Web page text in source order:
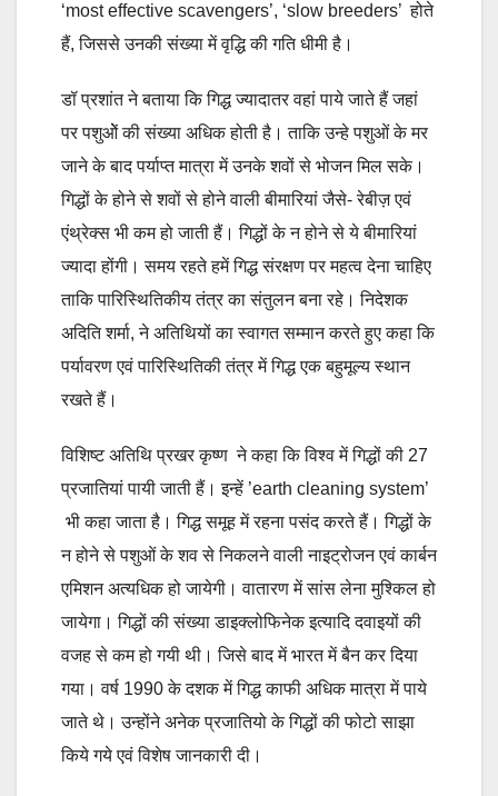
‘most effective scavengers’, ‘slow breeders’ होते
हैं, जिससे उनकी संख्या में वृद्धि की गति धीमी है।
डॉ प्रशांत ने बताया कि गिद्ध ज्यादातर वहां पाये जाते हैं जहां
पर पशुओें की संख्या अधिक होती है। ताकि उन्हे पशुओं के मर
जाने के बाद पर्याप्त मात्रा में उनके शवों से भोजन मिल सके।
गिद्धों के होने से शवों से होने वाली बीमारियां जैसे- रेबीज़ एवं
एंथ्रेक्स भी कम हो जाती हैं। गिद्धों के न होने से ये बीमारियां
ज्यादा होंगी। समय रहते हमें गिद्ध संरक्षण पर महत्व देना चाहिए
ताकि पारिस्थितिकीय तंत्र का संतुलन बना रहे। निदेशक
अदिति शर्मा, ने अतिथियों का स्वागत सम्मान करते हुए कहा कि
पर्यावरण एवं पारिस्थितिकी तंत्र में गिद्ध एक बहुमूल्य स्थान
रखते हैं।
विशिष्ट अतिथि प्रखर कृष्ण ने कहा कि विश्व में गिद्धों की 27
प्रजातियां पायी जाती हैं। इन्हें ’earth cleaning system’
भी कहा जाता है। गिद्ध समूह में रहना पसंद करते हैं। गिद्धों के
न होने से पशुओं के शव से निकलने वाली नाइट्रोजन एवं कार्बन
एमिशन अत्यधिक हो जायेगी। वातारण में सांस लेना मुश्किल हो
जायेगा। गिद्धों की संख्या डाइक्लोफिनेक इत्यादि दवाइयों की
वजह से कम हो गयी थी। जिसे बाद में भारत में बैन कर दिया
गया। वर्ष 1990 के दशक में गिद्ध काफी अधिक मात्रा में पाये
जाते थे। उन्होंने अनेक प्रजातियो के गिद्धों की फोटो साझा
किये गये एवं विशेष जानकारी दी।